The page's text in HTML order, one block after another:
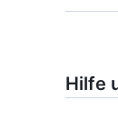
Hilfe